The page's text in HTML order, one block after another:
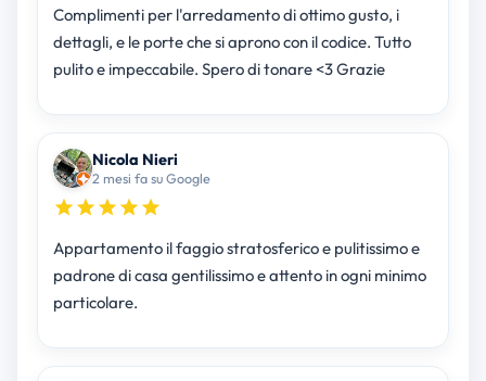
Complimenti per l'arredamento di ottimo gusto, i
dettagli, e le porte che si aprono con il codice. Tutto
pulito e impeccabile. Spero di tonare <3 Grazie
Nicola Nieri
2 mesi fa su Google
Appartamento il faggio stratosferico e pulitissimo e
padrone di casa gentilissimo e attento in ogni minimo
particolare.